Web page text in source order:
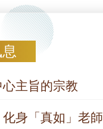
主旨的宗教
化身「真如」老師